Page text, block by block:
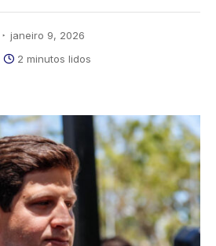
janeiro 9, 2026
2 minutos lidos